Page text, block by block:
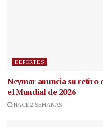
DEPORTES
Neymar anuncia su retiro
el Mundial de 2026
HACE 2 SEMANAS